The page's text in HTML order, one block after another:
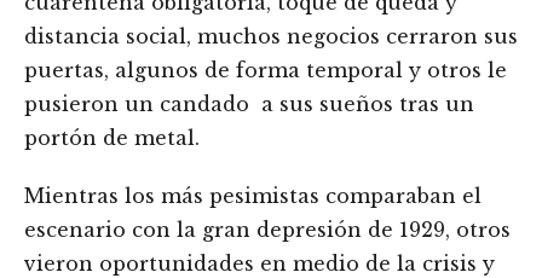
distancia social, muchos negocios cerraron sus
puertas, algunos de forma temporal y otros le
pusieron un candado a sus sueños tras un
portón de metal.
Mientras los más pesimistas comparaban el
escenario con la gran depresión de 1929, otros
vieron oportunidades en medio de la crisis y